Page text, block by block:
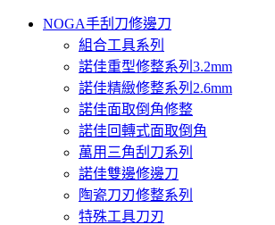
NOGA手刮刀修邊刀
組合工具系列
諾佳重型修整系列3.2mm
諾佳精緻修整系列2.6mm
諾佳面取倒角修整
諾佳回轉式面取倒角
萬用三角刮刀系列
諾佳雙邊修邊刀
陶瓷刀刃修整系列
特殊工具刀刃